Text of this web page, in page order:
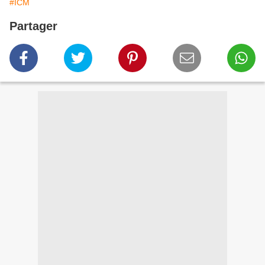
#ICM
Partager